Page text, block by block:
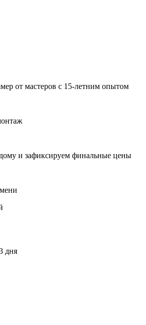
от мастеров с 15-летним опытом
и зафиксируем финальные цены
дня